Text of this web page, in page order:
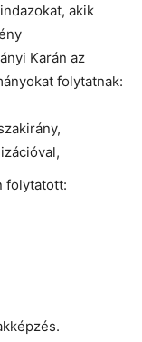
akik
Karán az
folytatnak:
folytatott: